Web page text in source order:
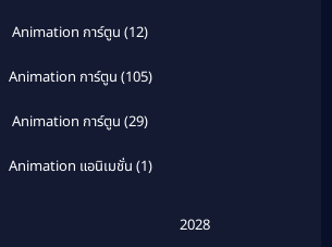
Animation การ์ตูน (12)
Animation การ์ตูน (105)
Animation การ์ตูน (29)
Animation แอนิเมชั่น (1)
2028